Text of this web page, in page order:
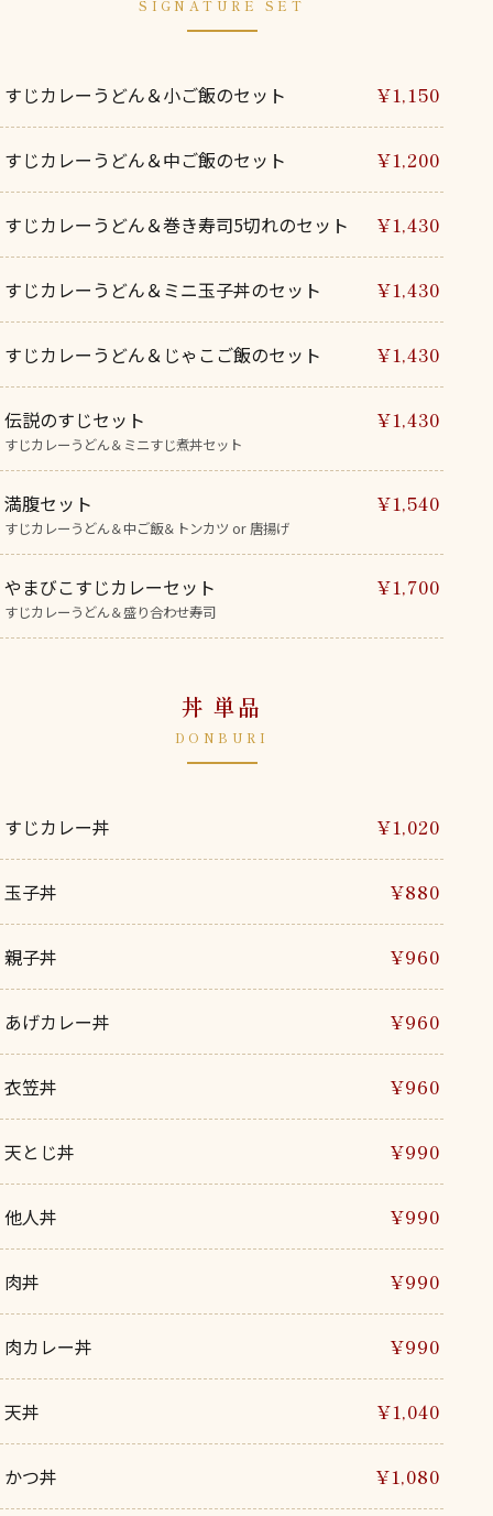
SIGNATURE SET
すじカレーうどん＆小ご飯のセット ¥1,150
すじカレーうどん＆中ご飯のセット ¥1,200
すじカレーうどん＆巻き寿司5切れのセット ¥1,430
すじカレーうどん＆ミニ玉子丼のセット ¥1,430
すじカレーうどん＆じゃこご飯のセット ¥1,430
伝説のすじセット
すじカレーうどん＆ミニすじ煮丼セット
¥1,430
満腹セット
すじカレーうどん＆中ご飯＆トンカツ or 唐揚げ
¥1,540
やまびこすじカレーセット
すじカレーうどん＆盛り合わせ寿司
¥1,700
丼 単品
DONBURI
すじカレー丼 ¥1,020
玉子丼 ¥880
親子丼 ¥960
あげカレー丼 ¥960
衣笠丼 ¥960
天とじ丼 ¥990
他人丼 ¥990
肉丼 ¥990
肉カレー丼 ¥990
天丼 ¥1,040
かつ丼 ¥1,080